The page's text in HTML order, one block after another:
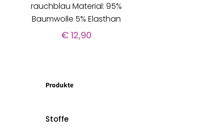
rauchblau Material: 95%
Baumwolle 5% Elasthan
€12,90
Produkte
Stoffe